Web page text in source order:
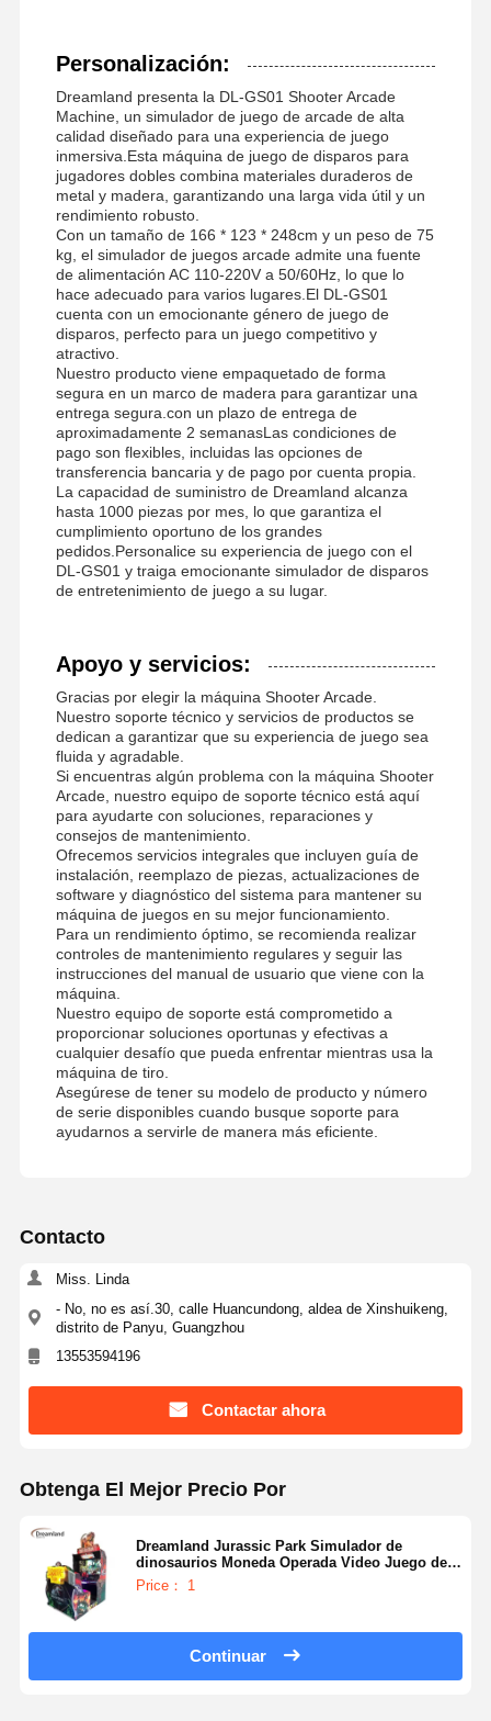
Personalización:
Dreamland presenta la DL-GS01 Shooter Arcade
Machine, un simulador de juego de arcade de alta
calidad diseñado para una experiencia de juego
inmersiva.Esta máquina de juego de disparos para
jugadores dobles combina materiales duraderos de
metal y madera, garantizando una larga vida útil y un
rendimiento robusto.
Con un tamaño de 166 * 123 * 248cm y un peso de 75
kg, el simulador de juegos arcade admite una fuente
de alimentación AC 110-220V a 50/60Hz, lo que lo
hace adecuado para varios lugares.El DL-GS01
cuenta con un emocionante género de juego de
disparos, perfecto para un juego competitivo y
atractivo.
Nuestro producto viene empaquetado de forma
segura en un marco de madera para garantizar una
entrega segura.con un plazo de entrega de
aproximadamente 2 semanasLas condiciones de
pago son flexibles, incluidas las opciones de
transferencia bancaria y de pago por cuenta propia.
La capacidad de suministro de Dreamland alcanza
hasta 1000 piezas por mes, lo que garantiza el
cumplimiento oportuno de los grandes
pedidos.Personalice su experiencia de juego con el
DL-GS01 y traiga emocionante simulador de disparos
de entretenimiento de juego a su lugar.
Apoyo y servicios:
Gracias por elegir la máquina Shooter Arcade.
Nuestro soporte técnico y servicios de productos se
dedican a garantizar que su experiencia de juego sea
fluida y agradable.
Si encuentras algún problema con la máquina Shooter
Arcade, nuestro equipo de soporte técnico está aquí
para ayudarte con soluciones, reparaciones y
consejos de mantenimiento.
Ofrecemos servicios integrales que incluyen guía de
instalación, reemplazo de piezas, actualizaciones de
software y diagnóstico del sistema para mantener su
máquina de juegos en su mejor funcionamiento.
Para un rendimiento óptimo, se recomienda realizar
controles de mantenimiento regulares y seguir las
instrucciones del manual de usuario que viene con la
máquina.
Nuestro equipo de soporte está comprometido a
proporcionar soluciones oportunas y efectivas a
cualquier desafío que pueda enfrentar mientras usa la
máquina de tiro.
Asegúrese de tener su modelo de producto y número
de serie disponibles cuando busque soporte para
ayudarnos a servirle de manera más eficiente.
Contacto
Miss. Linda
- No, no es así.30, calle Huancundong, aldea de Xinshuikeng,
distrito de Panyu, Guangzhou
13553594196
Contactar ahora
Obtenga El Mejor Precio Por
Dreamland Jurassic Park Simulador de
dinosaurios Moneda Operada Video Juego de
disparos de arcade Ofreciendo integración del
idioma inglés sin fisuras para retos de disparo
Price： 1
Continuar